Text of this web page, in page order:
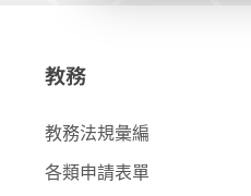
教務
教務法規彙編
各類申請表單